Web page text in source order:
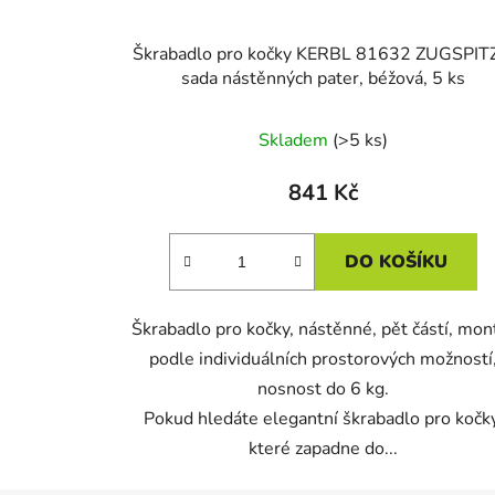
Škrabadlo pro kočky KERBL 81632
sada nástěnných pater, béžová, 5 ks
Skladem (>5 ks)
841 Kč
DO KOŠÍKU
Škrabadlo pro kočky, nástěnné, pět částí,
podle individuálních prostorových možností,
nosnost do 6 kg.
Pokud hledáte elegantní škrabadlo pro
které zapadne do...